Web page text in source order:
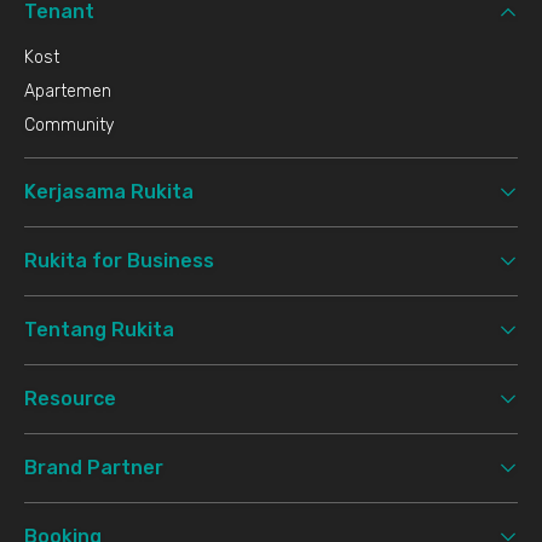
Tenant
Kost
Apartemen
Community
Kerjasama Rukita
Rukita for Business
Tentang Rukita
Resource
Brand Partner
Booking